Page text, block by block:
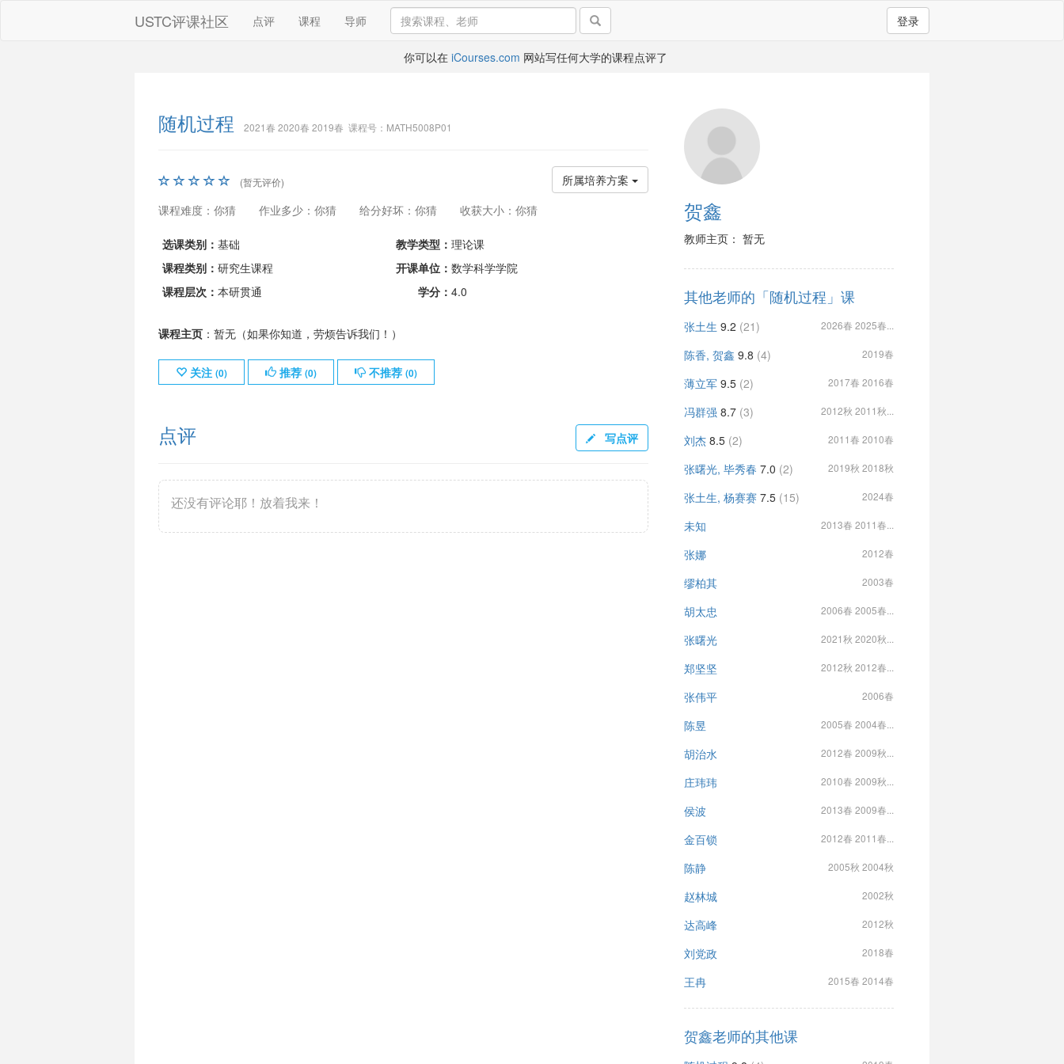
USTC评课社区 点评 课程 导师 登录
你可以在 iCourses.com 网站写任何大学的课程点评了
随机过程 2021春 2020春 2019春 课程号：MATH5008P01
所属培养方案
(暂无评价)
课程难度：你猜 作业多少：你猜 给分好坏：你猜 收获大小：你猜
选课类别： 基础 教学类型： 理论课
课程类别： 研究生课程 开课单位： 数学科学学院
课程层次： 本研贯通 学分： 4.0
课程主页：暂无（如果你知道，劳烦告诉我们！）
关注 (0) 推荐 (0) 不推荐 (0)
点评 写点评
还没有评论耶！放着我来！
贺鑫
教师主页： 暂无
其他老师的「随机过程」课
张土生 9.2 (21) 2026春 2025春...
陈香, 贺鑫 9.8 (4) 2019春
薄立军 9.5 (2) 2017春 2016春
冯群强 8.7 (3) 2012秋 2011秋...
刘杰 8.5 (2) 2011春 2010春
张曙光, 毕秀春 7.0 (2) 2019秋 2018秋
张土生, 杨赛赛 7.5 (15) 2024春
未知 2013春 2011春...
张娜 2012春
缪柏其 2003春
胡太忠 2006春 2005春...
张曙光 2021秋 2020秋...
郑坚坚 2012秋 2012春...
张伟平 2006春
陈昱 2005春 2004春...
胡治水 2012春 2009秋...
庄玮玮 2010春 2009秋...
侯波 2013春 2009春...
金百锁 2012春 2011春...
陈静 2005秋 2004秋
赵林城 2002秋
达高峰 2012秋
刘党政 2018春
王冉 2015春 2014春
贺鑫老师的其他课